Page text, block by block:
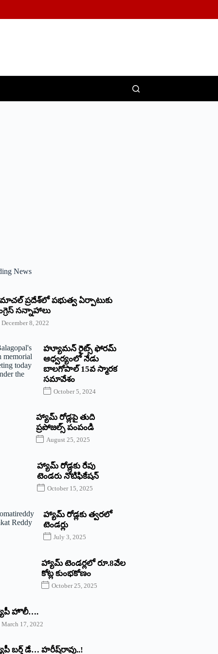
News
‌ప్రదేశ్‌లో పభుత్వ ఏర్పాటుకు
‌సన్నాహాలు
December 8, 2022
హ్యూమన్‌ రైట్స్‌ ఫోరమ్‌
ఆధ్వర్యంలో నేడు
బాలగోపాల్‌ 15వ స్మారక
సమావేశం
October 5, 2024
హ్యామ్‌ రోడ్లపై తుది
ప్రపోజల్స్‌ పంపండి
August 25, 2025
హ్యామ్‌ రోడ్లకు రేపు
టెండరు నోటిఫికేషన్‌
October 15, 2025
హ్యామ్‌ రోడ్లకు త్వరలో
టెండర్లు
July 3, 2025
హ్యామ్‌ ‌టెండర్లలో రూ.8వేల
కోట్ల కుంభకోణం
October 25, 2025
హొలీ….
March 17, 2022
బర్త్ ‌డే… హరీష్‌రావు..!